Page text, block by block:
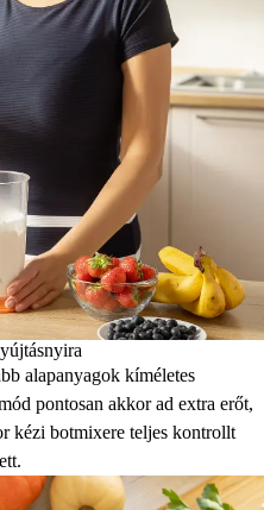
alapanyagok kíméletes
pontosan akkor ad extra erőt,
kézi botmixere teljes kontrollt